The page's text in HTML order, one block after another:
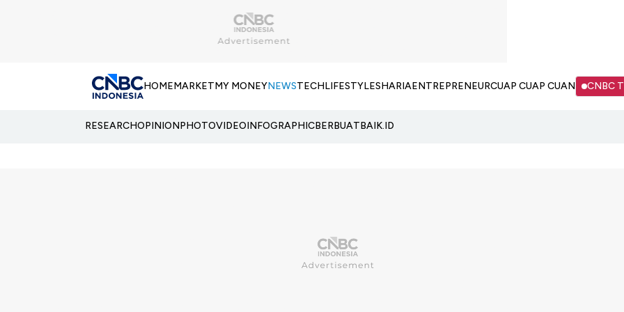
HOMEMARKETMY MONEYNEWSTECHLIFESTYLESHARIAENTREPRENEURCUAP CUAP CUAN CNBC
RESEARCHOPINIONPHOTOVIDEOINFOGRAPHICBERBUATBAIK.ID